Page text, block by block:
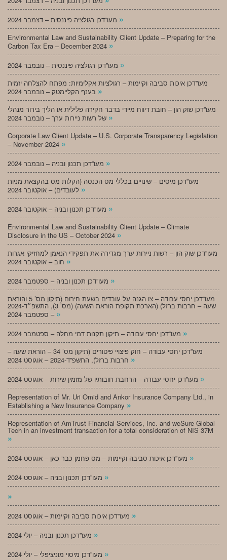
»
Environmental Law and Sustainability Client Update – Preparing for the
Carbon Tax Era – December 2024 »
»
מעו”דכן איכות סביבה וקיימות – רגולציות אקלימיות: מפתח להצלחה יזמית
»
מעו”דכן שוק הון – חובת דיווח מיידי בדבר חקירה פלילית או הליך בירור מנהלי
»
Corporate Law Client Update – U.S. Corporate Transparency Legislation
– November 2024 »
»
מעו”דכן מיסים – שינויים בכללי מס הכנסה (הקלות מס בהקצאת מניות
»
»
Environmental Law and Sustainability Client Update – Climate
Disclosure in the US – October 2024 »
מעו”דכן שוק הון – רשות ניירות ערך מגדירה את תפקידי הנאמן למחזיקי אגרות
»
»
מעו”דכן יחסי עבודה – צו הגנה על עובדים בשעת חירום (תיקון מס’ 5 והוראת
שעה – חרבות ברזל) (הארכת תקופת הוראת השעה) (מס’ 3), התשפ״ד-2024
– ספטמבר 2024 »
»
מעו”דכן יחסי עבודה – חוק פיצויי פיטורים (תיקון מס’ 34 – הוראת שעה –
»
»
Representation of Mr. Uri Omid and Ankor Insurance Company Ltd., in
Establishing a New Insurance Company »
Representation of AmTrust Financial Services, Inc. and weSure Global
Tech in an investment transaction for a total consideration of NIS 37M
»
»
»
»
»
»
»